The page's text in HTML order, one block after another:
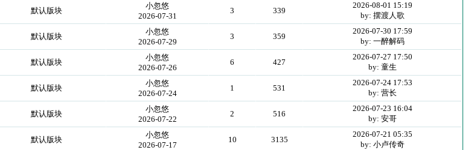
默认版块
小忽悠
2026-07-31
3 339
2026-08-01 15:19
by: 摆渡人歌
默认版块
小忽悠
2026-07-29
3 359
2026-07-30 17:59
by: 一醉解码
默认版块
小忽悠
2026-07-26
6 427
2026-07-27 17:50
by: 童生
默认版块
小忽悠
2026-07-24
1 531
2026-07-24 17:53
by: 营长
默认版块
小忽悠
2026-07-22
2 516
2026-07-23 16:04
by: 安哥
默认版块
小忽悠
2026-07-17
10 3135
2026-07-21 05:35
by: 小卢传奇